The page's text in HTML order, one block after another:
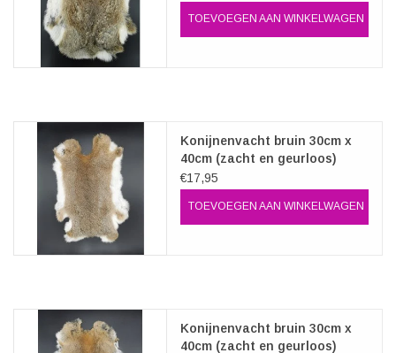
TOEVOEGEN AAN WINKELWAGEN
Konijnenvacht bruin 30cm x
40cm (zacht en geurloos)
€17,95
TOEVOEGEN AAN WINKELWAGEN
Konijnenvacht bruin 30cm x
40cm (zacht en geurloos)